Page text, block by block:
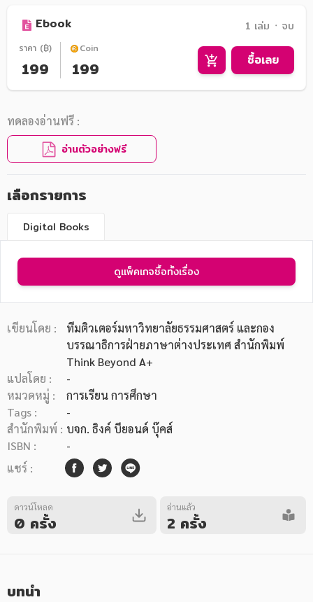
หมวดหมู่หนังสือ
หมวดหมู่ยอดนิยม
หนังสือออกใหม่ หนังสือยอดนิยม หนังสือเช่า
หนังสือเสียง
โปรโมชั่นลดราคา
Ebook 1 เล่ม ᛫ จบ
ราคา (฿)
199
Coin
199 ซื้อเลย
ทดลองอ่านฟรี :
อ่านตัวอย่างฟรี
เลือกรายการ
Digital Books
ดูแพ็คเกจซื้อทั้งเรื่อง
เขียนโดย :
ทีมติวเตอร์มหาวิทยาลัยธรรมศาสตร์ และกอง
บรรณาธิการฝ่ายภาษาต่างประเทศ สำนักพิมพ์
Think Beyond A+
แปลโดย :
-
หมวดหมู่ :
การเรียน การศึกษา
Tags :
-
สำนักพิมพ์ : บจก. ธิงค์ บียอนด์ บุ๊คส์
ISBN :
-
แชร์ :
ดาวน์โหลด
0 ครั้ง
อ่านแล้ว
2 ครั้ง
บทนำ